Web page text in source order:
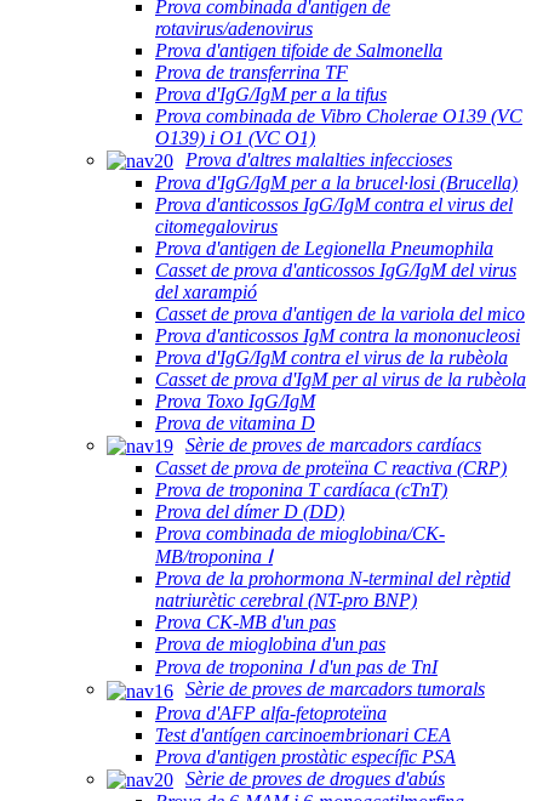
Prova combinada d'antigen de
rotavirus/adenovirus
Prova d'antigen tifoide de Salmonella
Prova de transferrina TF
Prova d'IgG/IgM per a la tifus
Prova combinada de Vibro Cholerae O139 (VC
O139) i O1 (VC O1)
Prova d'altres malalties infeccioses
Prova d'IgG/IgM per a la brucel·losi (Brucella)
Prova d'anticossos IgG/IgM contra el virus del
citomegalovirus
Prova d'antigen de Legionella Pneumophila
Casset de prova d'anticossos IgG/IgM del virus
del xarampió
Casset de prova d'antigen de la variola del mico
Prova d'anticossos IgM contra la mononucleosi
Prova d'IgG/IgM contra el virus de la rubèola
Casset de prova d'IgM per al virus de la rubèola
Prova Toxo IgG/IgM
Prova de vitamina D
Sèrie de proves de marcadors cardíacs
Casset de prova de proteïna C reactiva (CRP)
Prova de troponina T cardíaca (cTnT)
Prova del dímer D (DD)
Prova combinada de mioglobina/CK-
MB/troponina Ⅰ
Prova de la prohormona N-terminal del rèptid
natriurètic cerebral (NT-pro BNP)
Prova CK-MB d'un pas
Prova de mioglobina d'un pas
Prova de troponina Ⅰ d'un pas de TnI
Sèrie de proves de marcadors tumorals
Prova d'AFP alfa-fetoproteïna
Test d'antígen carcinoembrionari CEA
Prova d'antigen prostàtic específic PSA
Sèrie de proves de drogues d'abús